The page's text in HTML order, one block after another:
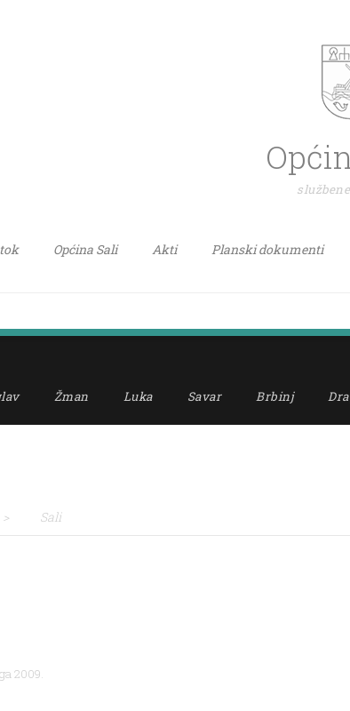
Općina Sali Akti Planski dokumenti
Žman Luka Savar Brbinj
> Sali
2009.